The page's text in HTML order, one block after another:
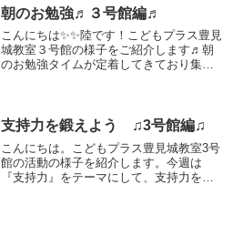
任支援クラスの先生方や保護者を交えて
３回目の打ち合わ...
朝のお勉強♬３号館編♬
こんにちは✨✨陸です！こどもプラス豊見
城教室３号館の様子をご紹介します♬朝
のお勉強タイムが定着してきており集中
みながら促しています...
支持力を鍛えよう ♫3号館編♫
こんにちは。こどもプラス豊見城教室3号
館の活動の様子を紹介します。今週は
『支持力』をテーマにして、支持力を養